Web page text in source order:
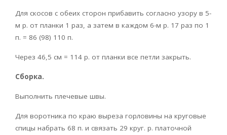
Для скосов с обеих сторон прибавить согласно узору в 5-
м р. от планки 1 раз, а затем в каждом 6-м р. 17 раз по 1
п. = 86 (98) 110 п.
Через 46,5 см = 114 р. от планки все петли закрыть.
Сборка.
Выполнить плечевые швы.
Для воротника по краю выреза горловины на круговые
спицы набрать 68 п. и связать 29 круг. р. платочной